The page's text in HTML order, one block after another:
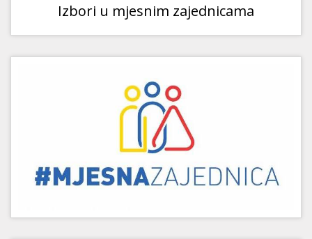
Izbori u mjesnim zajednicama